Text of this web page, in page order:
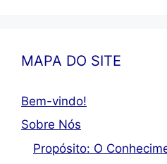
MAPA DO SITE
Bem-vindo!
Sobre Nós
Propósito: O